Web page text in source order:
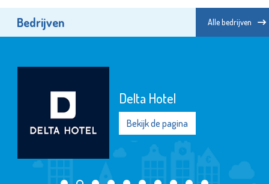
Bedrijven Alle bedrijven
Delta Hotel
Bekijk de pagina